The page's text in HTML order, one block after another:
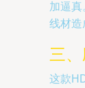
加逼
线材造
三
这款